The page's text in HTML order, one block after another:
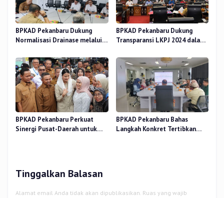
BPKAD Pekanbaru Dukung
Normalisasi Drainase melalui
BPKAD Pekanbaru Dukung
Transparansi LKPJ 2024 dalam
BPKAD Pekanbaru Perkuat
Sinergi Pusat-Daerah untuk
BPKAD Pekanbaru Bahas
Langkah Konkret Tertibkan
Tinggalkan Balasan
Alamat email Anda tidak akan dipublikasikan. Ruas yang wajib